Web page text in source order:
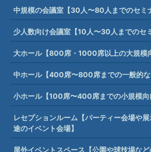
中規模の会議室【30人〜80人までのセミ
少人数向け会議室【10人〜30人までのセ
大ホール【800席・1000席以上の大規模
中ホール【400席〜800席までの一般的な
小ホール【100席〜400席までの小規模向
レセプションルーム【パーティー会場や
途のイベント会場】
屋外イベントスペース【公園や球技場な